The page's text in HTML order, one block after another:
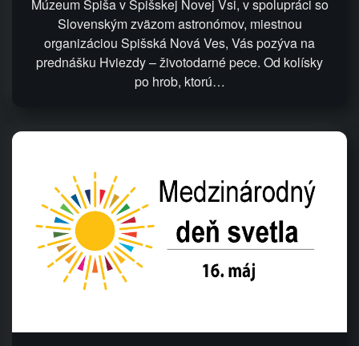
Múzeum Spiša v Spišskej Novej Vsi, v spolupráci so
Slovenským zväzom astronómov, miestnou
organizáciou Spišská Nová Ves, Vás pozýva na
prednášku Hviezdy – životodarné pece. Od kolísky
po hrob, ktorú…